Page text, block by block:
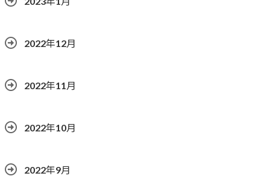
2022年12月
2022年11月
2022年10月
2022年9月